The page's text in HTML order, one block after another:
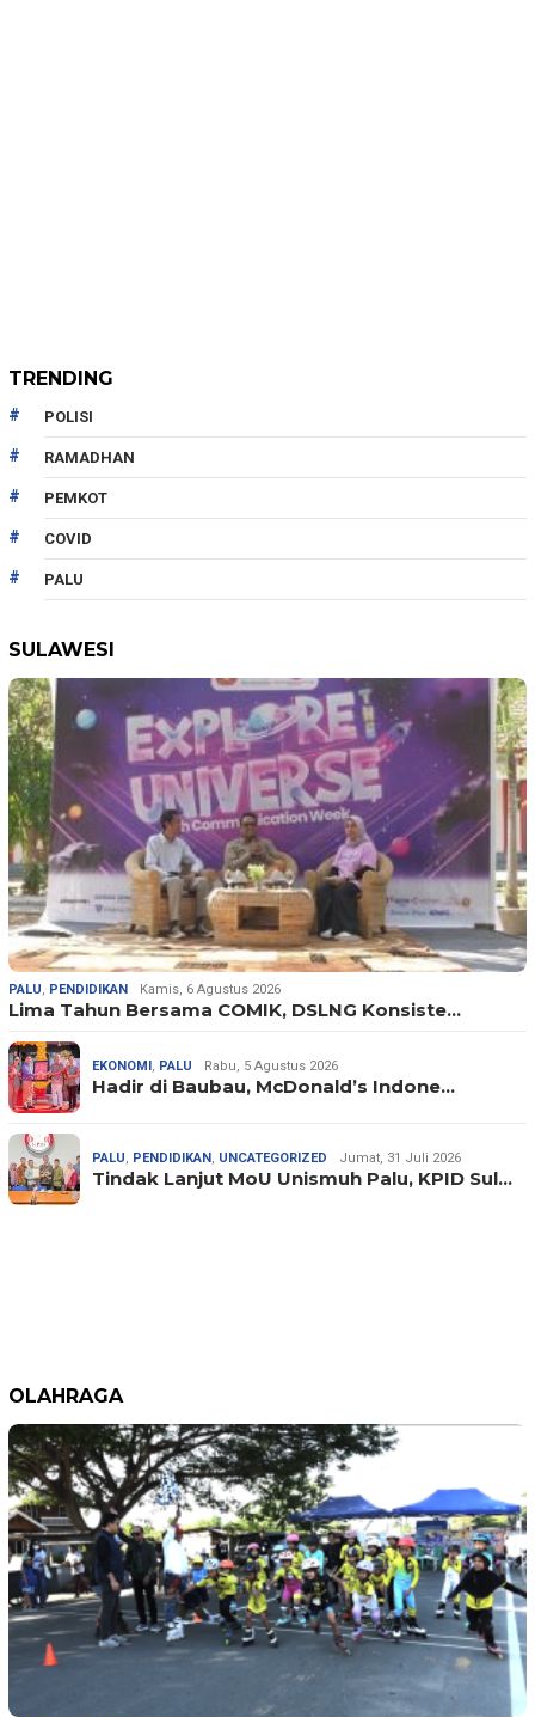
TRENDING
POLISI
RAMADHAN
PEMKOT
COVID
PALU
SULAWESI
PALU PENDIDIKAN Kamis, 6 Agustus 2026
Lima Tahun Bersama COMIK, DSLNG Konsiste…
EKONOMI PALU Rabu, 5 Agustus 2026
Hadir di Baubau, McDonald’s Indone…
PALU PENDIDIKAN UNCATEGORIZED Jumat, 31 Juli 2026
Tindak Lanjut MoU Unismuh Palu, KPID Sul…
OLAHRAGA